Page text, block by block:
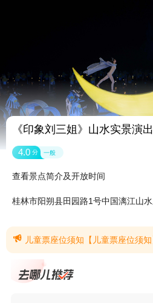
《印象刘三姐》山水实景演出
4.0 分 一般
查看景点简介及开放时间
桂林市阳朔县田园路1号中国漓江山
 儿童票座位须知【儿童票座位须知】A1/A2/B1区免票儿童不占座，如需要座位，请游客根据自身情况另行购买成人票；B2区儿童票将给予正座，在下单界面设置明显提醒，儿童票的身高限制以及提醒儿童票需要组合下单，才能和成人票坐到一起。原B2区移动座椅作为服务配套设施，免费提供，如有需要请向工作人员索取。1、1.2米以下免票；1.20-1.39米儿童购买儿童票；1.4米以上购买成人票。2、B2区儿童票为固定正座。如需保证儿